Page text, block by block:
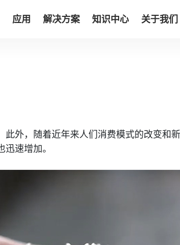
应用 解决方案 知识中心 关于我们
外，随着近年来人们消费模式的改变和
速增加。